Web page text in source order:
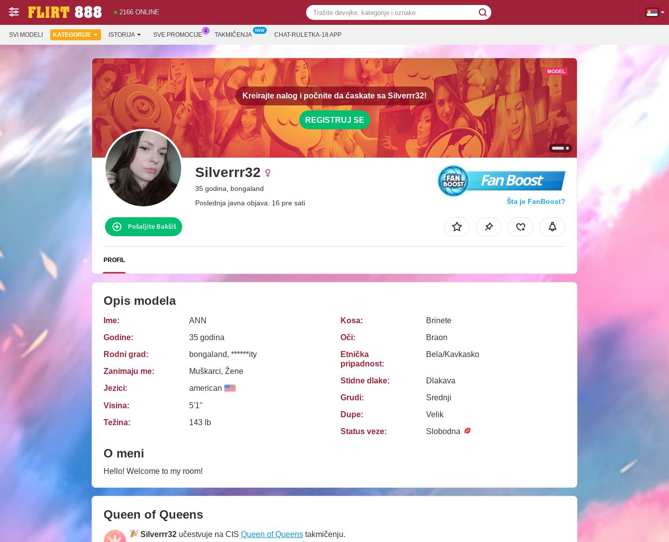
2166 ONLINE
SVI MODELI KATEGORIJE ISTORIJA SVE PROMOCIJE TAKMIČENJA CHAT-RULETKA-18 APP
Kreirajte nalog i počnite da ćaskate sa Silverrr32!
REGISTRUJ SE
Silverrr32
35 godina, bongaland
Poslednja javna objava: 16 pre sati
Fan Boost
Šta je FanBoost?
Pošaljite Bakšiš
PROFIL
Opis modela
Ime:
ANN
Godine:
35 godina
Rodni grad:
bongaland, ******ity
Zanimaju me:
Muškarci, Žene
Jezici:
american
Visina:
5'1"
Težina:
143 lb
Kosa:
Brinete
Oči:
Braon
Etnička
pripadnost:
Bela/Kavkasko
Stidne dlake:
Dlakava
Grudi:
Srednji
Dupe:
Velik
Status veze:
Slobodna
O meni
Hello! Welcome to my room!
Queen of Queens
Silverrr32 učestvuje na CIS Queen of Queens takmičenju.